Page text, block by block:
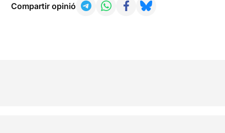
Compartir opinió